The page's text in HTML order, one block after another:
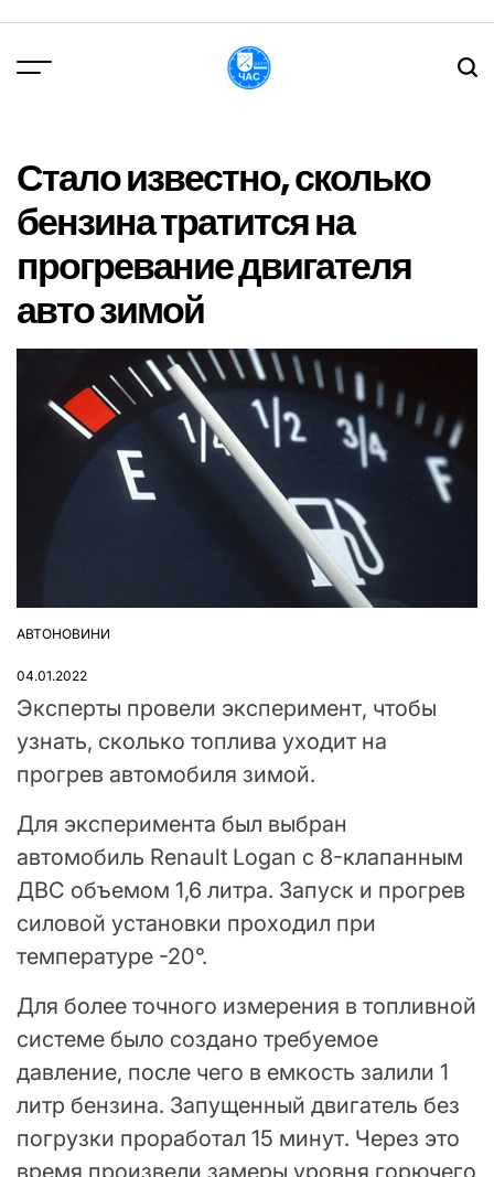
вмісту
Стало известно, сколько
бензина тратится на
прогревание двигателя
авто зимой
ОПУБЛІКУВАТИ
АВТОНОВИНИ
04.01.2022
Эксперты провели эксперимент, чтобы
узнать, сколько топлива уходит на
прогрев автомобиля зимой.
Для эксперимента был выбран
автомобиль Renault Logan с 8-клапанным
ДВС объемом 1,6 литра. Запуск и прогрев
силовой установки проходил при
температуре -20°.
Для более точного измерения в топливной
системе было создано требуемое
давление, после чего в емкость залили 1
литр бензина. Запущенный двигатель без
погрузки проработал 15 минут. Через это
время произвели замеры уровня горючего